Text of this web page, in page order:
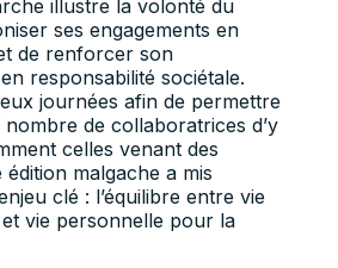
illustre la volonté du
ses engagements en
de renforcer son
responsabilité sociétale.
journées afin de permettre
de collaboratrices d’y
celles venant des
malgache a mis
clé : l’équilibre entre vie
vie personnelle pour la